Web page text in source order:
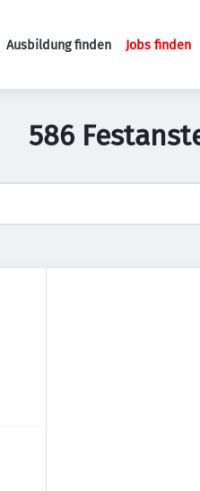
Ausbildung finden Jobs finden
586